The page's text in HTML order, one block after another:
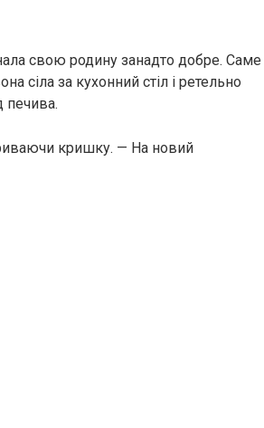
свою родину занадто добре. Саме
сіла за кухонний стіл і ретельно
печива.
кришку. — На новий